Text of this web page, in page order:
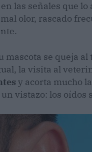
las señales que
olor, rascado
mascota se queja
la visita al
y acorta mucho
vistazo: los